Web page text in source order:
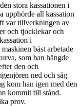
stora kassationen i
upphörde all kassation
var tillverkningen av
och tjocklekar och
i
bäst arbetade
som han hängde
den och
ned och såg
kom han igen med den
kommit till stånd.
prov.